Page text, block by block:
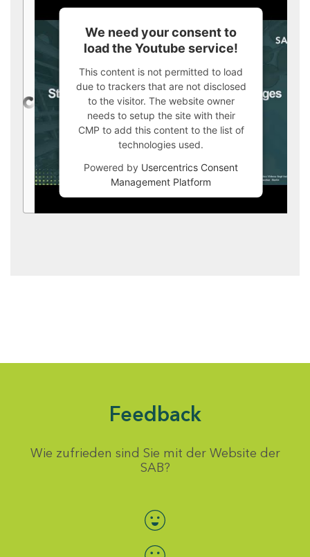
We need your consent to
load the Youtube service!
This content is not permitted to load
due to trackers that are not disclosed
to the visitor. The website owner
needs to setup the site with their
CMP to add this content to the list of
technologies used.
Powered by Usercentrics Consent
Management Platform
Feedback
Wie zufrieden sind Sie mit der Website der
SAB?
Bewertung auswählen